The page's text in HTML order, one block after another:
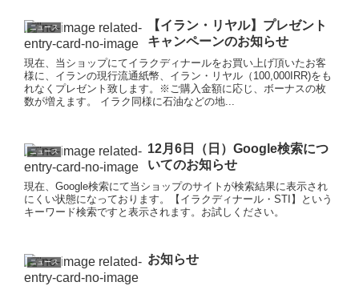
ニュース
【イラン・リヤル】プレゼント
キャンペーンのお知らせ
現在、当ショップにてイラクディナールをお買い上げ頂いたお客
様に、イランの現行流通紙幣、イラン・リヤル（100,000IRR)をも
れなくプレゼント致します。※ご購入金額に応じ、ボーナスの枚
数が増えます。 イラク同様に石油などの地...
ニュース
12月6日（日）Google検索につ
いてのお知らせ
現在、Google検索にて当ショップのサイトが検索結果に表示され
にくい状態になっております。【イラクディナール・STI】という
キーワード検索ですと表示されます。お試しください。
ニュース お知らせ